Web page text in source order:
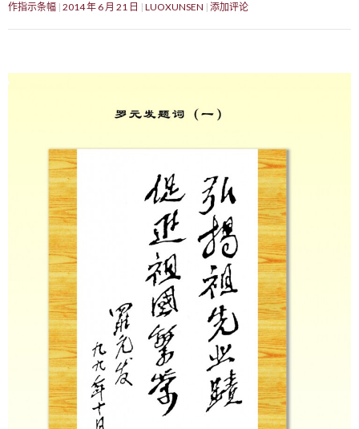
作指示条幅 2014 年 6 月 21 日 LUOXUNSEN 添加评论